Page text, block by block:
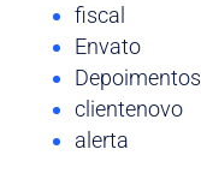
fiscal
Envato
Depoimentos
clientenovo
alerta